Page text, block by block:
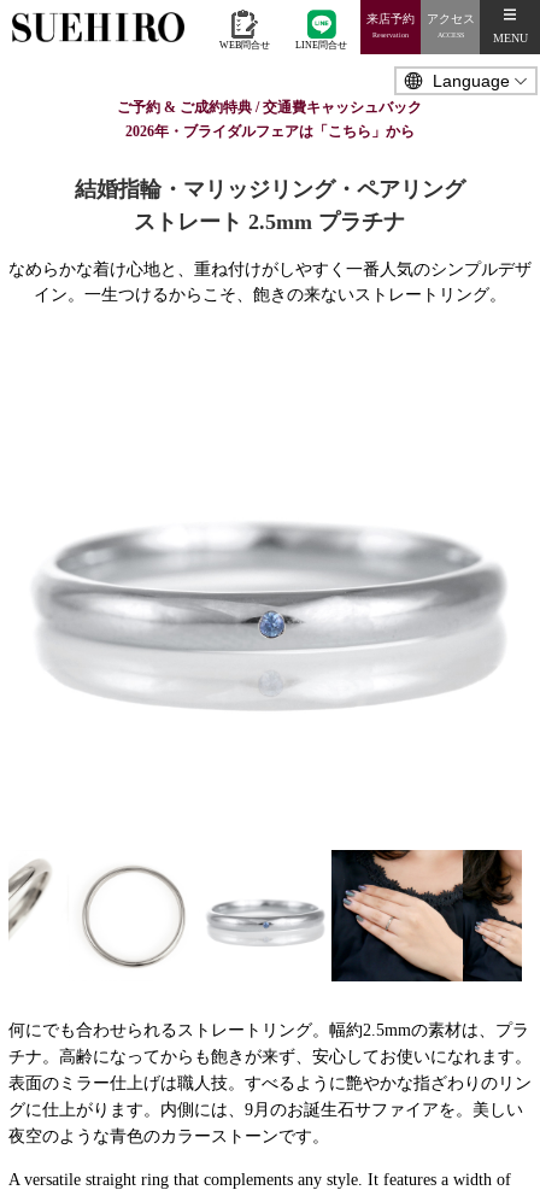
WEB問合せ LINE問合せ
来店予約
Reservation
アクセス
ACCESS MENU
ご予約 & ご成約特典 / 交通費キャッシュバック
2026年・ブライダルフェアは「こちら」から
結婚指輪・マリッジリング・ペアリング
ストレート 2.5mm プラチナ
なめらかな着け心地と、重ね付けがしやすく一番人気のシンプルデザ
イン。一生つけるからこそ、飽きの来ないストレートリング。
何にでも合わせられるストレートリング。幅約2.5mmの素材は、プラ
チナ。高齢になってからも飽きが来ず、安心してお使いになれます。
表面のミラー仕上げは職人技。すべるように艶やかな指ざわりのリン
グに仕上がります。内側には、9月のお誕生石サファイアを。美しい
夜空のような青色のカラーストーンです。
A versatile straight ring that complements any style. It features a width of